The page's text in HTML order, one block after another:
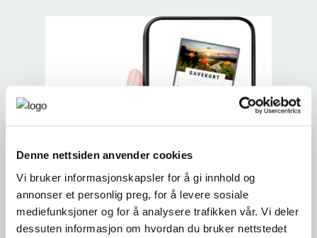
Denne nettsiden anvender cookies
Vi bruker informasjonskapsler for å gi innhold og
annonser et personlig preg, for å levere sosiale
mediefunksjoner og for å analysere trafikken vår. Vi deler
dessuten informasjon om hvordan du bruker nettstedet